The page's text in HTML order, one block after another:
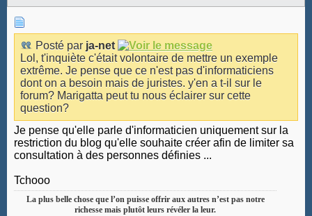
Posté par ja-net
Lol, t'inquiète c'était volontaire de mettre un exemple
extrême. Je pense que ce n'est pas d'informaticiens
dont on a besoin mais de juristes. y'en a t-il sur le
forum? Marigatta peut tu nous éclairer sur cette
question?
Je pense qu'elle parle d'informaticien uniquement sur la
restriction du blog qu'elle souhaite créer afin de limiter sa
consultation à des personnes définies ...
Tchooo
La plus belle chose que l’on puisse offrir aux autres n’est pas notre
richesse mais plutôt leurs révéler la leur.